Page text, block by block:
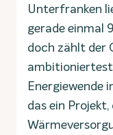
Unterfranken
gerade einmal
doch zählt der
Energiewende
das ein